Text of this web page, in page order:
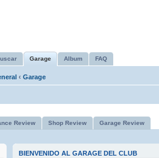
Garage Album FAQ
‹ Garage
Review Shop Review Garage Review
BIENVENIDO AL GARAGE DEL CLUB